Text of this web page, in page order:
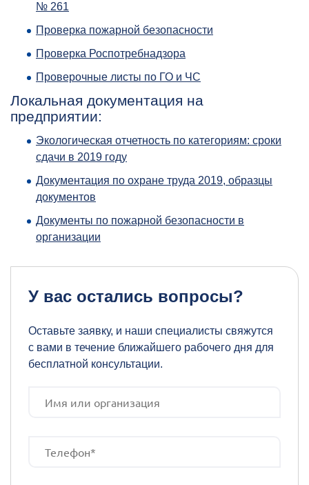
№ 261
Проверка пожарной безопасности
Проверка Роспотребнадзора
Проверочные листы по ГО и ЧС
Локальная документация на
предприятии:
Экологическая отчетность по категориям: сроки
сдачи в 2019 году
Документация по охране труда 2019, образцы
документов
Документы по пожарной безопасности в
организации
У вас остались вопросы?
Оставьте заявку, и наши специалисты свяжутся
с вами в течение ближайшего рабочего дня для
бесплатной консультации.